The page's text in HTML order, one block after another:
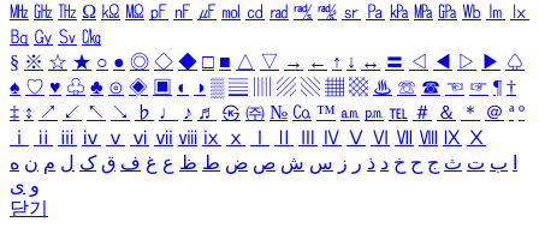
㎒ ㎓ ㎔ Ω ㏀ ㏁ ㎊ ㎋ ㎌ ㏖ ㏅ ㎭ ㎮ ㎯ ㏛ ㎩ ㎪ ㎫ ㎬ ㏝ ㏐
㏓
㏃ ㏉ ㏜ ㏆
§ ※ ☆ ★ ○ ● ◎ ◇ ◆ □ ■ △ ▽ → ← ↑ ↓ ↔ 〓 ◁ ◀ ▷ ▶ ♤
♠ ♡ ♥ ♧ ♣ ⊙ ◈ ▣ ◐ ◑ ▒ ▤ ▨ ▧ ▦ ▩ ♨ ☏ ☎ ☜ ☞ ¶ †
‡ ↕ ↗ ↙ ↖ ↘ ♭ ♩ ♪ ♬ ㉿ ㈜ № ㏇ ™ ㏂ ㏘ ℡ ＃ ＆ ＊ ＠ ª º
ⅰ
ⅱ ⅲ ⅳ ⅴ ⅵ ⅶ ⅷ ⅸ ⅹ Ⅳ Ⅴ Ⅵ Ⅶ Ⅷ Ⅸ Ⅹ
ب ت ث ج ح خ د ذ ر ز س ش ص ض ط ظ ع غ ف ق ک ل م ن ه
و ی
닫기